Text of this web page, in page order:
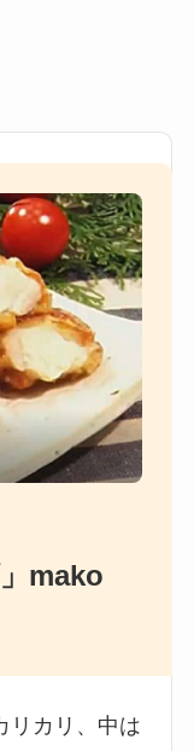
mako
リカリ、中は